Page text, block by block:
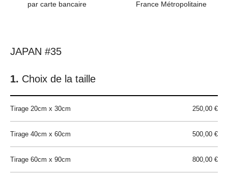
par carte bancaire
France Métropolitaine
JAPAN #35
Choix de la taille
Tirage 20cm x 30cm 250,00 €
Tirage 40cm x 60cm 500,00 €
Tirage 60cm x 90cm 800,00 €